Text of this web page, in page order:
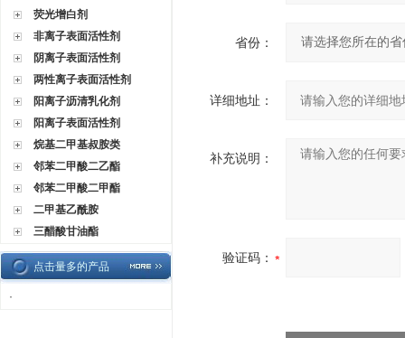
荧光增白剂
非离子表面活性剂
阴离子表面活性剂
两性离子表面活性剂
阳离子沥清乳化剂
阳离子表面活性剂
烷基二甲基叔胺类
邻苯二甲酸二乙酯
邻苯二甲酸二甲酯
二甲基乙酰胺
三醋酸甘油酯
点击量多的产品
·
省份：
详细地址：
补充说明：
验证码：